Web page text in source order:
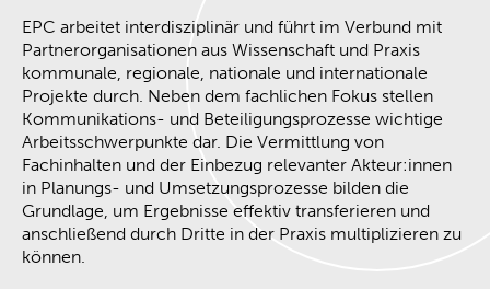
EPC arbeitet interdisziplinär und führt im Verbund mit
Partnerorganisationen aus Wissenschaft und Praxis
kommunale, regionale, nationale und internationale
Projekte durch. Neben dem fachlichen Fokus stellen
Kommunikations- und Beteiligungsprozesse wichtige
Arbeitsschwerpunkte dar. Die Vermittlung von
Fachinhalten und der Einbezug relevanter Akteur:innen
in Planungs- und Umsetzungsprozesse bilden die
Grundlage, um Ergebnisse effektiv transferieren und
anschließend durch Dritte in der Praxis multiplizieren zu
können.